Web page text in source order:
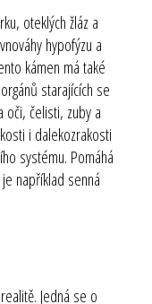
oteklých žláz a
hypofýzu a
kámen má také
starajících se
oči, čelisti, zuby a
i dalekozrakosti
systému. Pomáhá
například senná
Jedná se o